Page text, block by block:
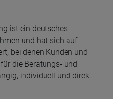
ist ein deutsches
und hat sich auf
bei denen Kunden und
die Beratungs- und
individuell und direkt